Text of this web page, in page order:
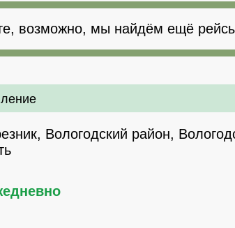
возможно, мы найдём ещё
Вологодский район,